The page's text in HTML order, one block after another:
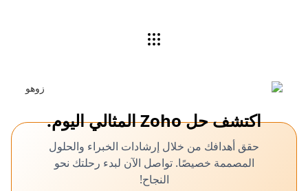
اكتشف حل Zoho المثالي اليوم.
حقق أهدافك من خلال إرشادات الخبراء والحلول
المصممة خصيصًا. تواصل الآن لبدء رحلتك نحو
النجاح!